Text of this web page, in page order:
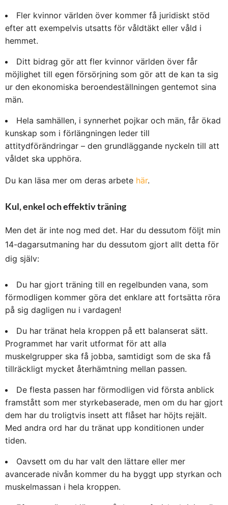
Fler kvinnor världen över kommer få juridiskt stöd
efter att exempelvis utsatts för våldtäkt eller våld i
hemmet.
Ditt bidrag gör att fler kvinnor världen över får
möjlighet till egen försörjning som gör att de kan ta sig
ur den ekonomiska beroendeställningen gentemot sina
män.
Hela samhällen, i synnerhet pojkar och män, får ökad
kunskap som i förlängningen leder till
attitydförändringar – den grundläggande nyckeln till att
våldet ska upphöra.
Du kan läsa mer om deras arbete här.
Kul, enkel och effektiv träning
Men det är inte nog med det. Har du dessutom följt min
14-dagarsutmaning har du dessutom gjort allt detta för
dig själv:
Du har gjort träning till en regelbunden vana, som
förmodligen kommer göra det enklare att fortsätta röra
på sig dagligen nu i vardagen!
Du har tränat hela kroppen på ett balanserat sätt.
Programmet har varit utformat för att alla
muskelgrupper ska få jobba, samtidigt som de ska få
tillräckligt mycket återhämtning mellan passen.
De flesta passen har förmodligen vid första anblick
framstått som mer styrkebaserade, men om du har gjort
dem har du troligtvis insett att flåset har höjts rejält.
Med andra ord har du tränat upp konditionen under
tiden.
Oavsett om du har valt den lättare eller mer
avancerade nivån kommer du ha byggt upp styrkan och
muskelmassan i hela kroppen.